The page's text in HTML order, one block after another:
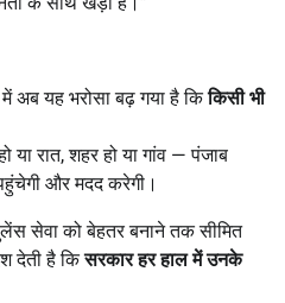
अब यह भरोसा बढ़ गया है किकिसी भी
या रात, शहर हो या गांव — पंजाब
और मदद करेगी।
सेवा को बेहतर बनाने तक सीमित
देती है किसरकार हर हाल में उनके